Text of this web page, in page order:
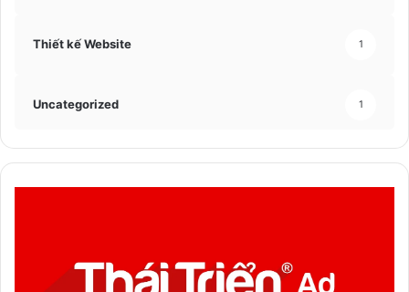
Thiết kế Website 1
Uncategorized 1